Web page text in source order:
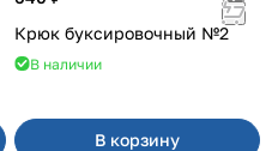
Крюк буксировочный №2
В наличии
В корзину